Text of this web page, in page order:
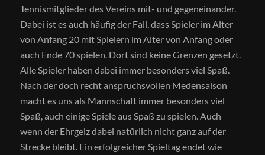
Tennismitglieder des Vereins mit- und gegeneinander.
Dabei ist es auch häufig der Fall, dass Spieler im Alter
von Anfang 20 mit Spielern im Alter von Anfang oder
auch Ende 70 spielen. Dort sind keine Grenzen gesetzt.
Alle Spieler haben dabei immer besonders viel Spaß.
Nach der doch recht anspruchsvollen Medensaison
macht es uns als Mannschaft immer besonders viel
Spaß, auch einige Spiele aus Spaß zu spielen. Auch
wenn der Ehrgeiz dabei natürlich nicht ganz auf der
Strecke bleibt. Ein erfolgreicher Spieltag endet wie